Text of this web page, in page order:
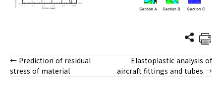
Posts
← Prediction of residual
stress of material
Elastoplastic analysis of
aircraft fittings and tubes →